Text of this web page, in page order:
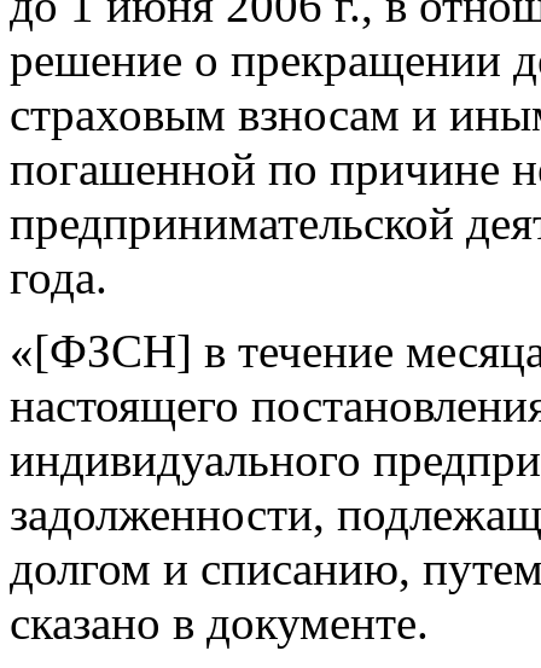
решение о прекращении
страховым взносам и
погашенной по причине
предпринимательской
года.
«[ФЗСН] в течение
настоящего
индивидуального
задолженности,
долгом и списанию,
сказано в документе.